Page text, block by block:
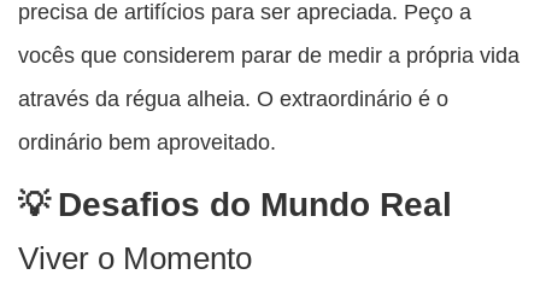
precisa de artifícios para ser apreciada. Peço a
vocês que considerem parar de medir a própria vida
através da régua alheia. O extraordinário é o
ordinário bem aproveitado.
Desafios do Mundo Real
Viver o Momento